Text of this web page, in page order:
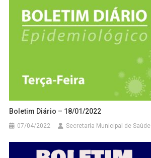
Boletim Diário – 18/01/2022
07/04/2022 Secretaria Municipal de Saúde